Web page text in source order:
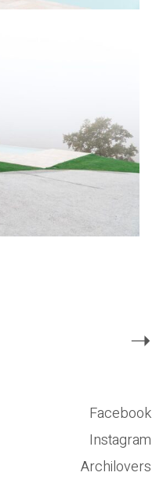
Facebook
Instagram
Archilovers